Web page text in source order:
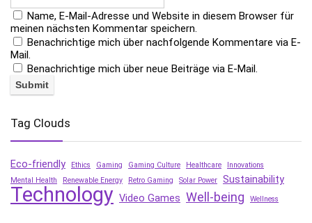
Name, E-Mail-Adresse und Website in diesem Browser für
meinen nächsten Kommentar speichern.
Benachrichtige mich über nachfolgende Kommentare via E-
Mail.
Benachrichtige mich über neue Beiträge via E-Mail.
Tag Clouds
Eco-friendly Ethics Gaming Gaming Culture Healthcare
Innovations
Mental Health
Renewable Energy Retro Gaming Solar Power Sustainability
Technology Video Games Well-being Wellness